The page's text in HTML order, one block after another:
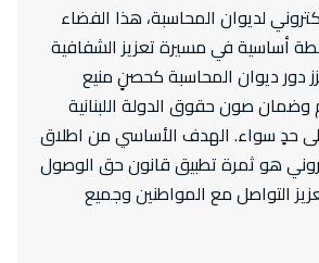
لديوان المحاسبة، هذا الفضاء
أساسية في مسيرة تعزيز الشفافية
دور ديوان المحاسبة كحصنٍ منيع
وضمان صون حقوق الدولة اللبنانية
حدٍ سواء. الهدف الأساسي من اطلاق
هو ثمرة تطبيق قانون حق الوصول
التواصل مع المواطنين وجميع